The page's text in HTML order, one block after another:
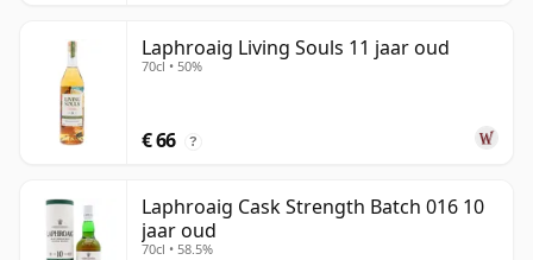
Laphroaig Living Souls 11 jaar oud
70cl • 50%
€ 66 ?
Laphroaig Cask Strength Batch 016 10
jaar oud
70cl • 58.5%